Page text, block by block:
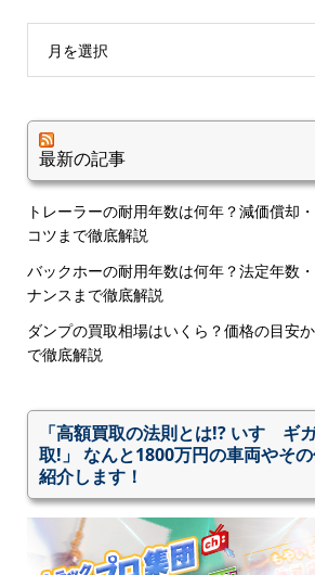
月を選択
最新の記事
トレーラーの耐用年数は何年？減価償却
コツまで徹底解説
バックホーの耐用年数は何年？法定年数
ナンスまで徹底解説
ダンプの買取相場はいくら？価格の目安
で徹底解説
「高額買取の法則とは!? いすゞギ
取!」 なんと1800万円の車両やそ
紹介します！